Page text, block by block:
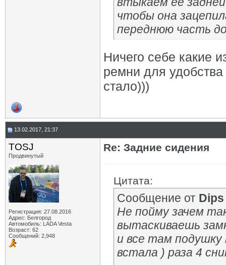
чтобы она
переднюю часть
Ничего себе какие
ремни для
стало)))
13.02.2017, 21:37
TOSJ
Продвинутый
Регистрация: 27.08.2016
Адрес: Белгород
Автомобиль: LADA Vesta
Возраст: 62
Сообщений: 2,948
Re: Задние сидения
Цитата:
Сообщение от Dips
Не пойму зачем
вытаскиваешь
и все там
встала ) раза 4